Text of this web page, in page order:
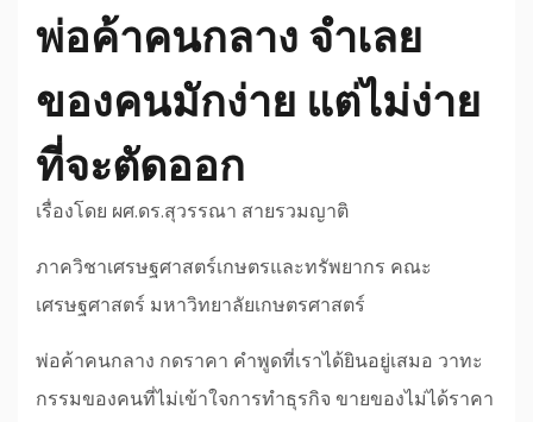
พ่อค้าคนกลาง จำเลย
ของคนมักง่าย แต่ไม่ง่าย
ที่จะตัดออก
เรื่องโดย ผศ.ดร.สุวรรณา สายรวมญาติ
ภาควิชาเศรษฐศาสตร์เกษตรและทรัพยากร คณะ
เศรษฐศาสตร์ มหาวิทยาลัยเกษตรศาสตร์
พ่อค้าคนกลาง กดราคา คำพูดที่เราได้ยินอยู่เสมอ วาทะ
กรรมของคนที่ไม่เข้าใจการทำธุรกิจ ขายของไม่ได้ราคา